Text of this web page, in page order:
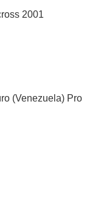
2001
(Venezuela) Pro